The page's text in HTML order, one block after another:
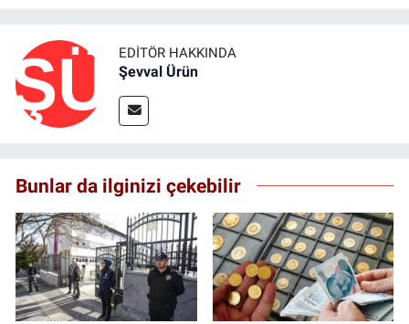
EDITÖR HAKKINDA
Şevval Ürün
Bunlar da ilginizi çekebilir